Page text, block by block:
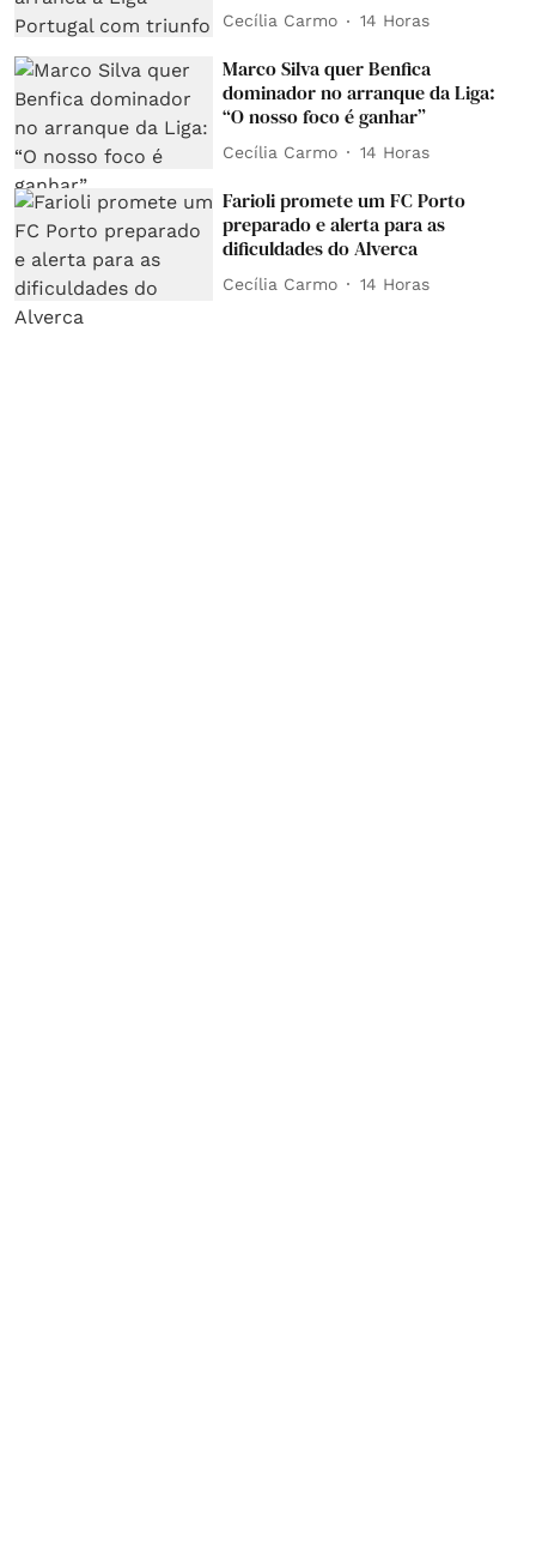
Cecília Carmo 14 Horas
Marco Silva quer Benfica
dominador no arranque da Liga:
“O nosso foco é ganhar”
Cecília Carmo 14 Horas
Farioli promete um FC Porto
preparado e alerta para as
dificuldades do Alverca
Cecília Carmo 14 Horas